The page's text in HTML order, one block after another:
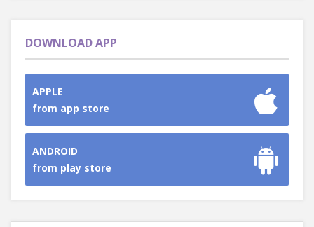
DOWNLOAD APP
APPLE
from app store
ANDROID
from play store